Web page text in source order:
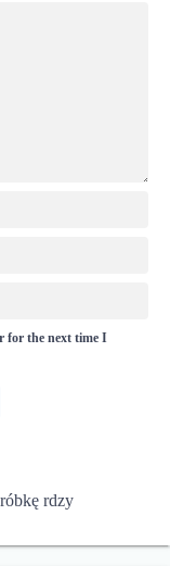
for the next time I
rdzy